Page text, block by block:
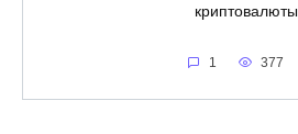
криптовалюты
1 377